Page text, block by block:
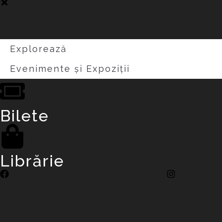
Explorează
Evenimente și Expoziții
Bilete
Librărie